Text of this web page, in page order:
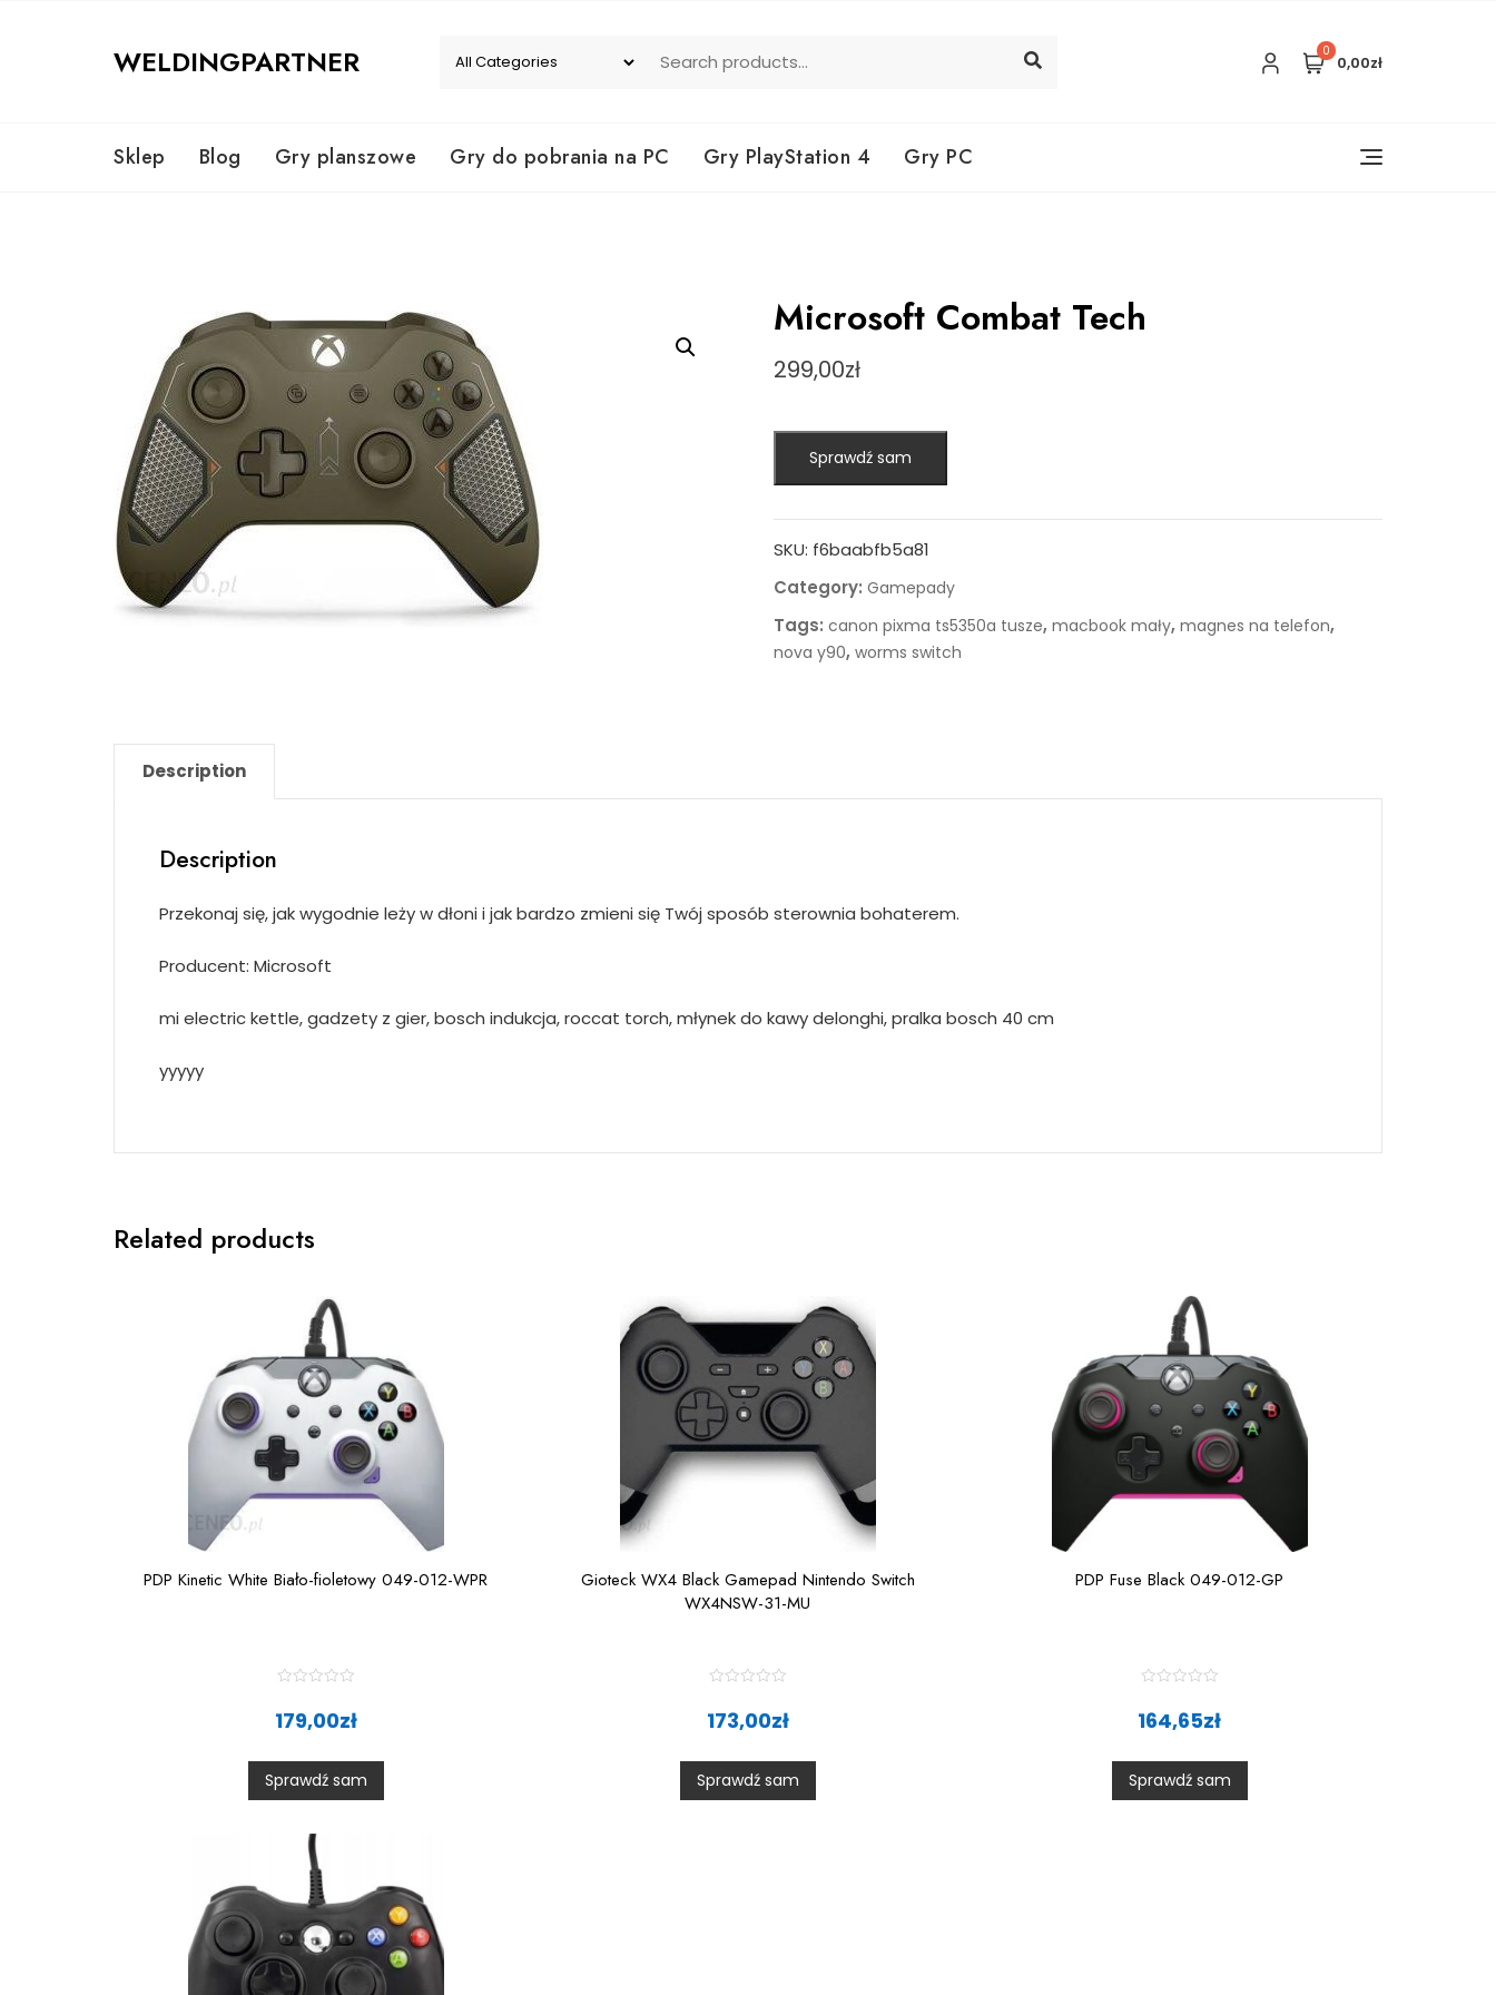
WELDINGPARTNER 0
0,00zł
Sklep Blog Gry planszowe Gry do pobrania na PC Gry PlayStation 4 Gry PC
Microsoft Combat Tech
299,00zł
Sprawdź sam
SKU: f6baabfb5a81
Category: Gamepady
Tags: canon pixma ts5350a tusze, macbook mały, magnes na telefon,
nova y90, worms switch
Description
Description
Przekonaj się, jak wygodnie leży w dłoni i jak bardzo zmieni się Twój sposób sterownia bohaterem.
Producent: Microsoft
mi electric kettle, gadzety z gier, bosch indukcja, roccat torch, młynek do kawy delonghi, pralka bosch 40 cm
yyyyy
Related products
PDP Kinetic White Biało-fioletowy 049-012-WPR
0
o
u
t
179,00zł
Sprawdź sam
Gioteck WX4 Black Gamepad Nintendo Switch
WX4NSW-31-MU
0
o
u
t
173,00zł
Sprawdź sam
PDP Fuse Black 049-012-GP
0
o
u
t
164,65zł
Sprawdź sam